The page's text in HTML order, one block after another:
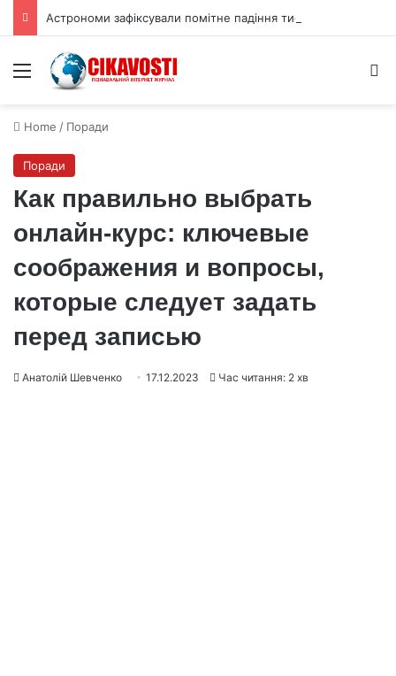
Menu
Home / Поради
Поради
Как правильно выбрать
онлайн-курс: ключевые
соображения и вопросы,
которые следует задать
перед записью
Анатолій Шевченко 17.12.2023 Час читання: 2 хв